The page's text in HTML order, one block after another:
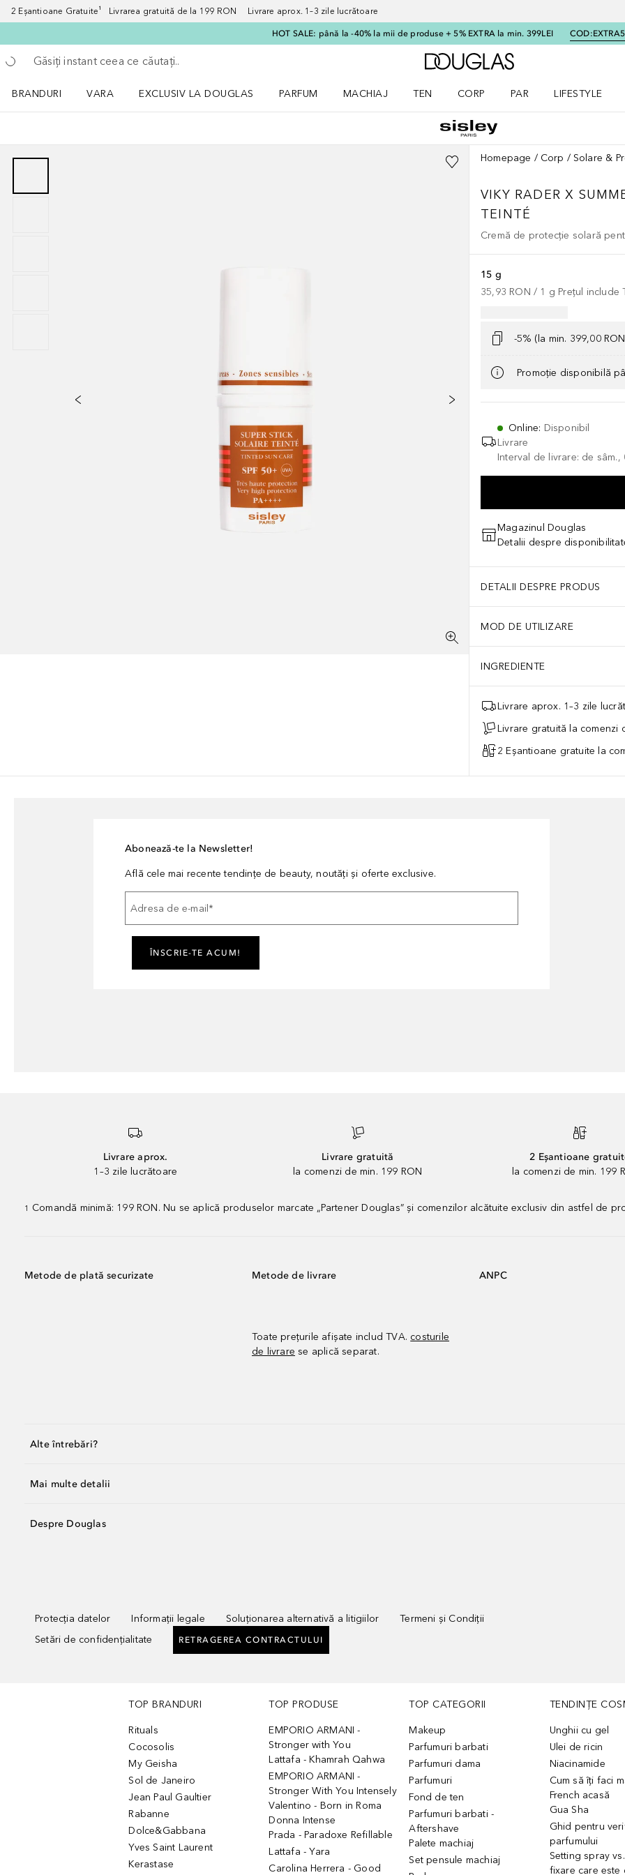
2 Eșantioane Gratuite¹ Livrarea gratuită de la 199 RON Livrare aprox. 1–3 zile lucrătoare
HOT SALE: până la -40% la mii de produse + 5% EXTRA la min. 399LEI COD:
Înapoi
Executați căutarea
Către pagina principală
BRANDURI
VARA
EXCLUSIV LA DOUGLAS
PARFUM
MACHIAJ
TEN
CORP
PAR
LIFESTYLE
Homepage Corp Solare &
VIKY RADER X
TEINTÉ
Cremă de protecție solară
15 g
35,93 RON / 1 g Prețul include
-5% (la min. 399,00
Promoție disponibilă
Online: Disponibil
Livrare
Interval de livrare: de
Magazinul Douglas
Detalii despre
DETALII DESPRE PRODUS
MOD DE UTILIZARE
INGREDIENTE
Livrare aprox. 1–3 zile
Livrare gratuită la comenzi
2 Eșantioane gratuite la
Abonează-te la Newsletter!
Află cele mai recente tendințe de beauty, noutăți și oferte exclusive.
Adresa de e-mail *
ÎNSCRIE-TE ACUM!
Livrare aprox.
1–3 zile lucrătoare
Livrare gratuită
la comenzi de min. 199 RON
2 Eșantioane
la comenzi de min. 199
1 Comandă minimă: 199 RON. Nu se aplică produselor marcate „Partener Douglas” și comenzilor alcătuite exclusiv din astfel de
Metode de plată securizate Metode de livrare
Toate prețurile afișate includ TVA. costurile
de livrare se aplică separat.
ANPC
Alte întrebări?
Mai multe detalii
Despre Douglas
Protecția datelor Informații legale Soluționarea alternativă a litigiilor
Termeni și Condiții
Setări de confidențialitate
RETRAGEREA CONTRACTULUI
TOP BRANDURI
Rituals
Cocosolis
My Geisha
Sol de Janeiro
Jean Paul Gaultier
Rabanne
Dolce&Gabbana
Yves Saint Laurent
Kerastase
TOP PRODUSE
EMPORIO ARMANI -
Stronger with You
Lattafa - Khamrah Qahwa
EMPORIO ARMANI -
Stronger With You Intensely
Valentino - Born in Roma
Donna Intense
Prada - Paradoxe Refillable
Lattafa - Yara
Carolina Herrera - Good
TOP CATEGORII
Makeup
Parfumuri barbati
Parfumuri dama
Parfumuri
Fond de ten
Parfumuri barbati -
Aftershave
Palete machiaj
Set pensule machiaj
TENDINȚE
Unghii cu gel
Ulei de ricin
Niacinamide
Cum să îți faci
French acasă
Gua Sha
Ghid pentru
parfumului
Setting spray
fixare care este